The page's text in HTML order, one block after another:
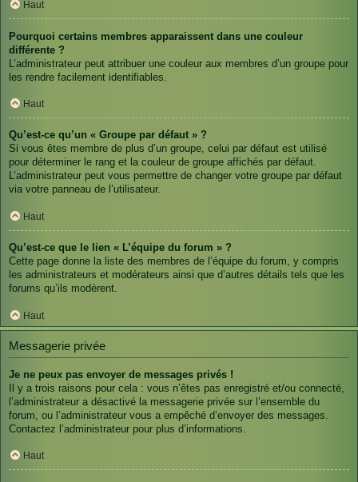
Haut
Pourquoi certains membres apparaissent dans une couleur
différente ?
L’administrateur peut attribuer une couleur aux membres d’un groupe pour
les rendre facilement identifiables.
Haut
Qu’est-ce qu’un « Groupe par défaut » ?
Si vous êtes membre de plus d’un groupe, celui par défaut est utilisé
pour déterminer le rang et la couleur de groupe affichés par défaut.
L’administrateur peut vous permettre de changer votre groupe par défaut
via votre panneau de l’utilisateur.
Haut
Qu’est-ce que le lien « L’équipe du forum » ?
Cette page donne la liste des membres de l’équipe du forum, y compris
les administrateurs et modérateurs ainsi que d’autres détails tels que les
forums qu’ils modèrent.
Haut
Messagerie privée
Je ne peux pas envoyer de messages privés !
Il y a trois raisons pour cela : vous n’êtes pas enregistré et/ou connecté,
l’administrateur a désactivé la messagerie privée sur l’ensemble du
forum, ou l’administrateur vous a empêché d’envoyer des messages.
Contactez l’administrateur pour plus d’informations.
Haut